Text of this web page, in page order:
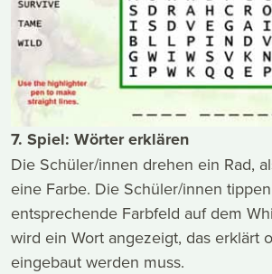
7. Spiel: Wörter erklären
Die Schüler/innen drehen ein Rad,
eine Farbe. Die Schüler/innen
entsprechende Farbfeld auf dem
wird ein Wort angezeigt, das erklärt
eingebaut werden muss.